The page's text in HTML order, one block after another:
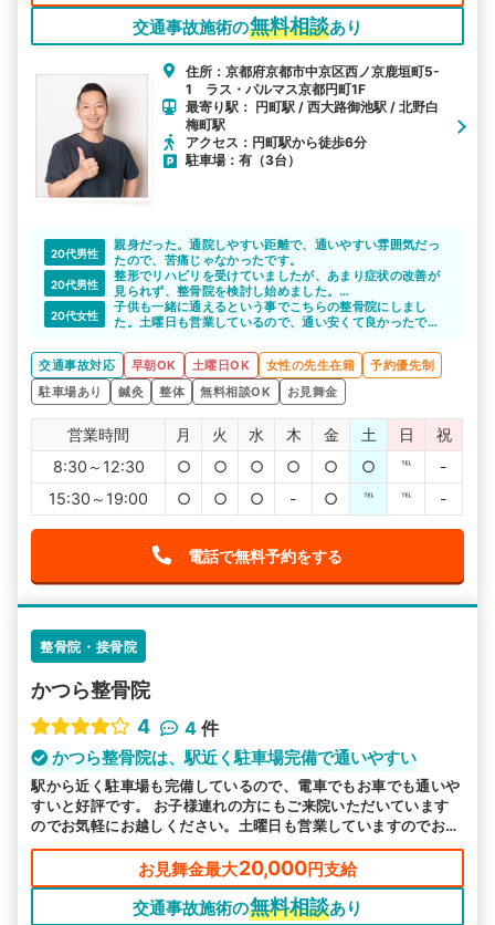
交通事故施術の無料相談あり
住所：京都府京都市中京区西ノ京鹿垣町5-
1 ラス・パルマス京都円町1F
最寄り駅： 円町駅 / 西大路御池駅 / 北野白
梅町駅
アクセス：円町駅から徒歩6分
駐車場：有（3台）
20代男性
親身だった。通院しやすい距離で、通いやすい雰囲気だっ
たので、苦痛じゃなかったです。
20代男性
整形でリハビリを受けていましたが、あまり症状の改善が
見られず、整骨院を検討し始めました。
こちらのサイトで紹介いただいて、交通事故への理解もあ
る先生で、色々相談することができて助かりました。お世
20代女性
子供も一緒に通えるという事でこちらの整骨院にしまし
た。土曜日も営業しているので、通い安くて良かったで
後遺症とかも怖いので、きちんと通院できて良かったで
す。
交通事故対応 早朝OK 土曜日OK 女性の先生在籍
予約優先制
駐車場あり
鍼灸 整体 無料相談OK お見舞金
営業時間 月 火 水 木 金 土 日
祝
8:30～12:30
○ ○ ○ ○ ○ ○ ℡
-
15:30～19:00
○ ○ ○ - ○ ℡ ℡ -
電話で無料予約をする
整骨院・接骨院
かつら整骨院
4
4 件
かつら整骨院は、駅近く駐車場完備で通いやすい
駅から近く駐車場も完備しているので、電車でもお車でも通いや
すいと好評です。 お子様連れの方にもご来院いただいています
のでお気軽にお越しください。土曜日も営業していますのでお忙
しい方もご都合よい時にお越しいただけるので安心です。
お見舞金最大20,000円支給
交通事故施術の無料相談あり